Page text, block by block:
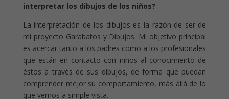
interpretar los dibujos de los niños?
La interpretación de los dibujos es la razón de ser de
mi proyecto Garabatos y Dibujos. Mi objetivo principal
es acercar tanto a los padres como a los profesionales
que están en contacto con niños al conocimiento de
éstos a través de sus dibujos, de forma que puedan
comprender mejor su comportamiento, más allá de lo
que vemos a simple vista.